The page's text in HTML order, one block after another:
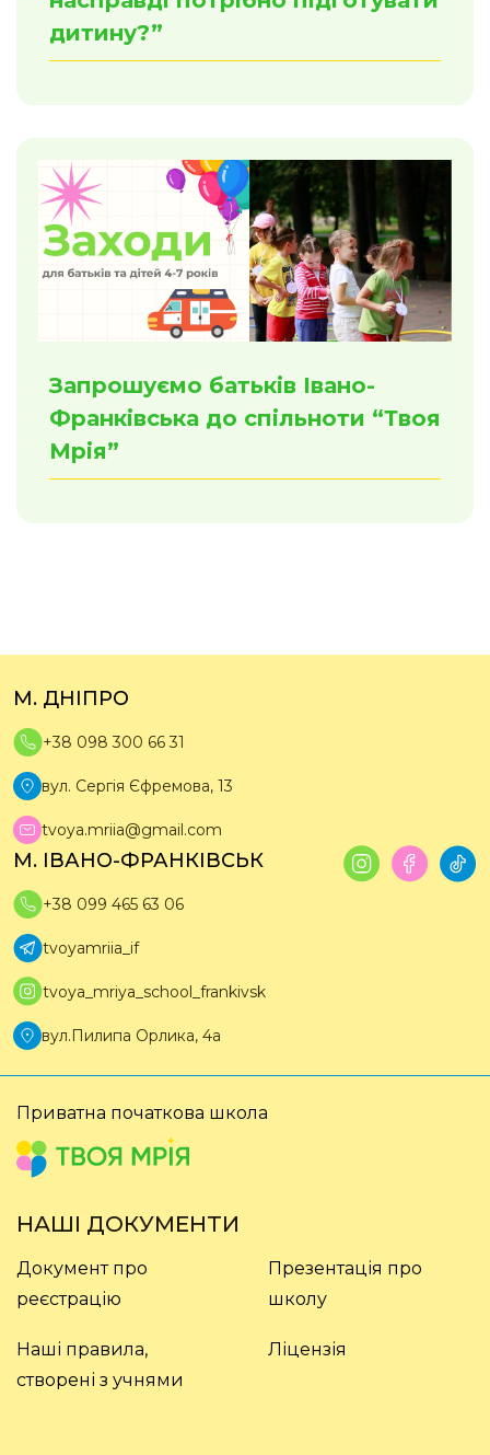
дитину?”
Запрошуємо батьків Івано-
Франківська до спільноти “Твоя
Мрія”
М. ДНІПРО
+38 098 300 66 31
вул. Сергія Єфремова, 13
tvoya.mriia@gmail.com
М. ІВАНО-ФРАНКІВСЬК
+38 099 465 63 06
tvoyamriia_if
tvoya_mriya_school_frankivsk
вул.Пилипа Орлика, 4а
Приватна початкова школа
НАШІ ДОКУМЕНТИ
Документ про
реєстрацію
Презентація про
школу
Наші правила,
створені з учнями
Ліцензія